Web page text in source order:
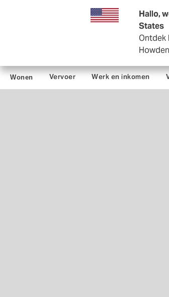
Hallo,
States
Ontdek
Private Insurance
Wonen Vervoer Werk en inkomen